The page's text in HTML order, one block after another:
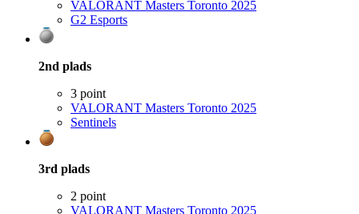
VALORANT Masters Toronto 2025
G2 Esports
2nd plads
3 point
VALORANT Masters Toronto 2025
Sentinels
3rd plads
2 point
VALORANT Masters Toronto 2025